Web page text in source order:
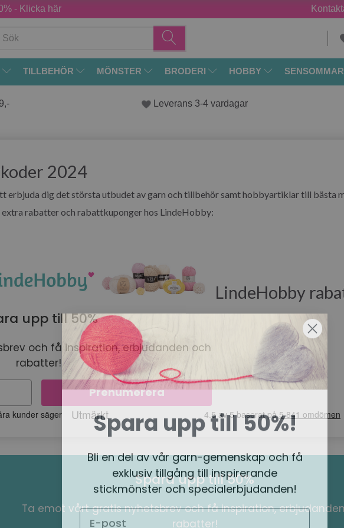
- Klicka här
TILLBEHÖR MÖNSTER BRODERI HOBBY
Leverans 3-4 vardagar
2024
erbjuda dig det största utbudet av garn och tillbehör samt hobbyartiklar till bästa
rabatter och rabattkuponger hos LindeHobby:
upp till 50%
och få inspiration, erbjudanden och
rabatter!
Prenumerera
LindeHobby
Spara upp till 50%
Ta emot vårt gratis nyhetsbrev och få inspiration,
rabatter!
Spara upp till 50%!
Bli en del av vår garn-gemenskap och få
exklusiv tillgång till inspirerande
stickmönster och specialerbjudanden!